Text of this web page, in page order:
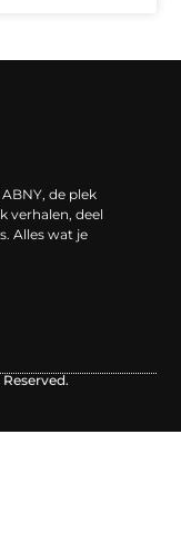
de plek
verhalen, deel
Alles wat je